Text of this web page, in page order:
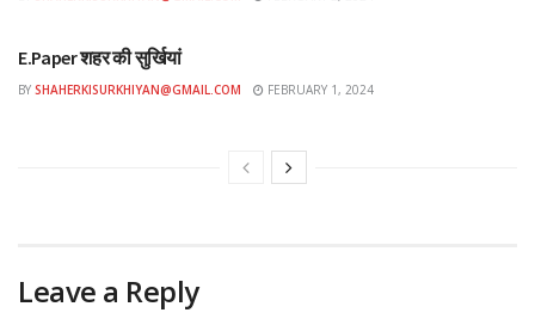
E.Paper शहर की सुर्खियां
BY SHAHERKISURKHIYAN@GMAIL.COM FEBRUARY 1, 2024
Leave a Reply